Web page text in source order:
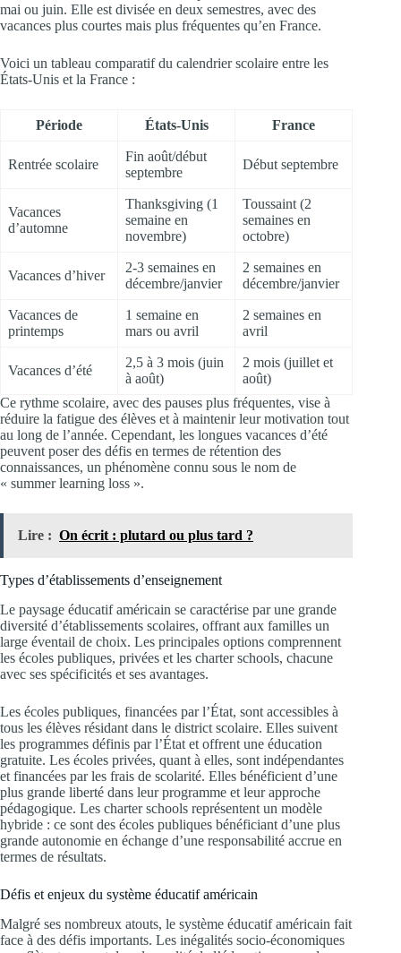
mai ou juin. Elle est divisée en deux semestres, avec des
vacances plus courtes mais plus fréquentes qu’en France.
Voici un tableau comparatif du calendrier scolaire entre les
États-Unis et la France :
Période États-Unis France
Rentrée scolaire
Fin août/début
septembre
Début septembre
Vacances
d’automne
Thanksgiving (1
semaine en
novembre)
Toussaint (2
semaines en
octobre)
Vacances d’hiver
2-3 semaines en
décembre/janvier
2 semaines en
décembre/janvier
Vacances de
printemps
1 semaine en
mars ou avril
2 semaines en
avril
Vacances d’été
2,5 à 3 mois (juin
à août)
2 mois (juillet et
août)
Ce rythme scolaire, avec des pauses plus fréquentes, vise à
réduire la fatigue des élèves et à maintenir leur motivation tout
au long de l’année. Cependant, les longues vacances d’été
peuvent poser des défis en termes de rétention des
connaissances, un phénomène connu sous le nom de
« summer learning loss ».
Lire : On écrit : plutard ou plus tard ?
Types d’établissements d’enseignement
Le paysage éducatif américain se caractérise par une grande
diversité d’établissements scolaires, offrant aux familles un
large éventail de choix. Les principales options comprennent
les écoles publiques, privées et les charter schools, chacune
avec ses spécificités et ses avantages.
Les écoles publiques, financées par l’État, sont accessibles à
tous les élèves résidant dans le district scolaire. Elles suivent
les programmes définis par l’État et offrent une éducation
gratuite. Les écoles privées, quant à elles, sont indépendantes
et financées par les frais de scolarité. Elles bénéficient d’une
plus grande liberté dans leur programme et leur approche
pédagogique. Les charter schools représentent un modèle
hybride : ce sont des écoles publiques bénéficiant d’une plus
grande autonomie en échange d’une responsabilité accrue en
termes de résultats.
Défis et enjeux du système éducatif américain
Malgré ses nombreux atouts, le système éducatif américain fait
face à des défis importants. Les inégalités socio-économiques